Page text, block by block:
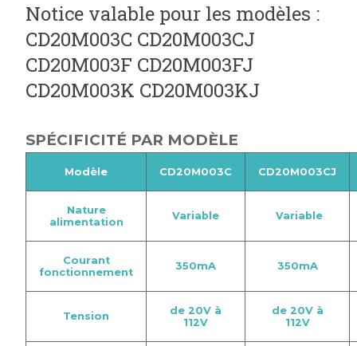
Notice valable pour les modèles :
CD20M003C CD20M003CJ
CD20M003F CD20M003FJ
CD20M003K CD20M003KJ
SPÉCIFICITÉ PAR MODÈLE
Modèle CD20M003C CD20M003CJ
Nature
alimentation
Variable Variable
Courant
fonctionnement
350mA 350mA
Tension
de 20V à
112V
de 20V à
112V